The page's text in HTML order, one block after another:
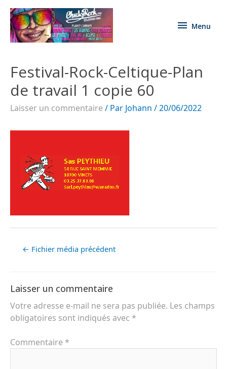
Menu
Festival-Rock-Celtique-Plan
de travail 1 copie 60
Laisser un commentaire / Par Johann /20/06/2022
← Fichier média précédent
Laisser un commentaire
Votre adresse e-mail ne sera pas publiée. Les champs
obligatoires sont indiqués avec *
Commentaire *